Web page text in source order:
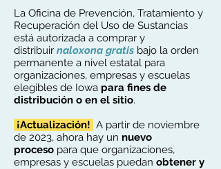
La Oficina de Prevención, Tratamiento y
Recuperación del Uso de Sustancias
está autorizada a comprar y
distribuir naloxona gratis bajo la orden
permanente a nivel estatal para
organizaciones, empresas y escuelas
elegibles de Iowa para fines de
distribución o en el sitio.
¡Actualización! A partir de noviembre
de 2023, ahora hay un nuevo
proceso para que organizaciones,
empresas y escuelas puedan obtener y